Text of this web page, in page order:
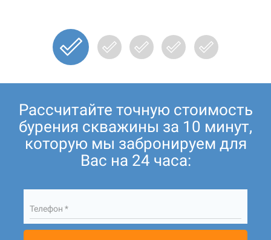
Рассчитайте точную стоимость
бурения скважины за 10 минут,
которую мы забронируем для
Вас на 24 часа:
Телефон *